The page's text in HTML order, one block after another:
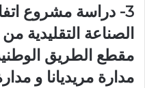
3- دراسة مشروع
الصناعة التقليدية
مدارة مريديانا و